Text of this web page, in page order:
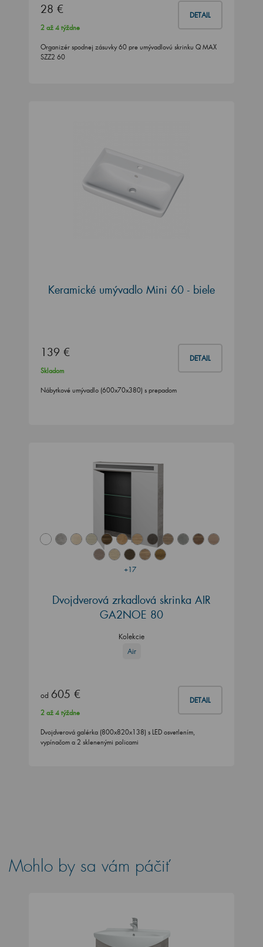
28 € DETAIL
2 až 4 týždne
Organizér spodnej zásuvky 60 pre umývadlovú skrinku Q MAX
SZZ2 60
Keramické umývadlo Mini 60 - biele
139 € DETAIL
Skladom
Nábytkové umývadlo (600x70x380) s prepadom
+17
Dvojdverová zrkadlová skrinka AIR
GA2NOE 80
Kolekcie
Air
od 605 € DETAIL
2 až 4 týždne
Dvojdverová galérka (800x820x138) s LED osvetlením,
vypínačom a 2 sklenenými policami
Mohlo by sa vám páčiť